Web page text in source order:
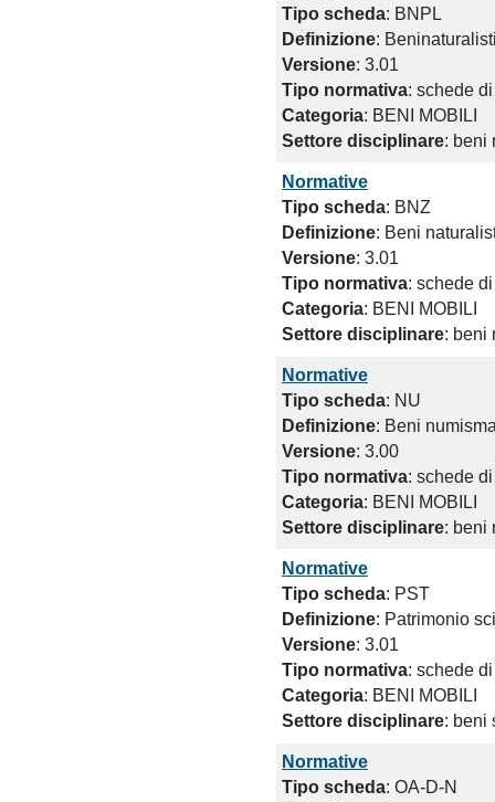
Tipo scheda: BNPL
Definizione:
Versione: 3.01
Tipo normativa: schede
Categoria: BENI MOBILI
Settore disciplinare: beni
Normative
Tipo scheda: BNZ
Definizione: Beni
Versione: 3.01
Tipo normativa: schede
Categoria: BENI MOBILI
Settore disciplinare: beni
Normative
Tipo scheda: NU
Definizione: Beni
Versione: 3.00
Tipo normativa: schede
Categoria: BENI MOBILI
Settore disciplinare: beni
Normative
Tipo scheda: PST
Definizione: Patrimonio
Versione: 3.01
Tipo normativa: schede
Categoria: BENI MOBILI
Settore disciplinare: beni
Normative
Tipo scheda: OA-D-N